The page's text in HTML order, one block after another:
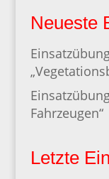
Neueste
Fahrzeugen“
Letzte